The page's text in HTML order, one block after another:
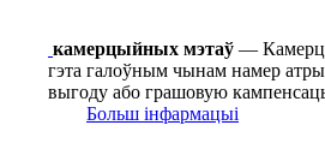
камерцыйных мэтаў —
гэта галоўным чынам намер
выгоду або грашовую
Больш інфармацыі